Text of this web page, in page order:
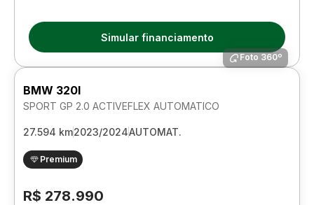
Simular financiamento
Foto 360º
BMW 320I
SPORT GP 2.0 ACTIVEFLEX AUTOMATICO
27.594 km2023/2024AUTOMAT.
Premium
R$ 278.990